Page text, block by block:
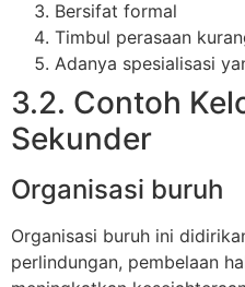
Bersifat formal
Timbul perasaan
Adanya spesialisasi
3.2. Contoh
Sekunder
Organisasi buruh
Organisasi buruh ini
perlindungan, pembelaan